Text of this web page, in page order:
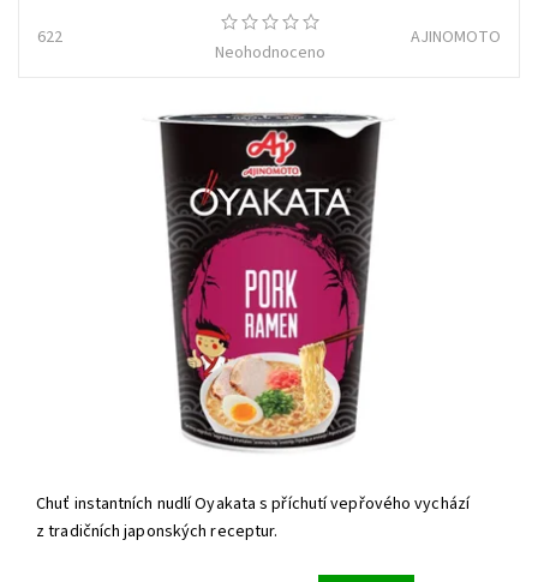
622
Neohodnoceno
AJINOMOTO
Chuť instantních nudlí Oyakata s příchutí vepřového vychází
z tradičních japonských receptur.